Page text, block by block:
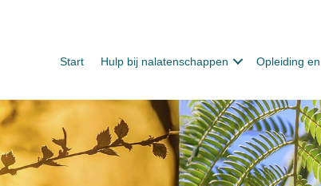
Start Hulp bij nalatenschappen Opleiding